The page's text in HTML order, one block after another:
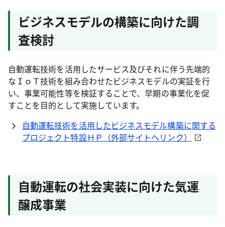
ビジネスモデルの構築に向けた調
査検討
自動運転技術を活用したサービス及びそれに伴う先端的
なＩｏＴ技術を組み合わせたビジネスモデルの実証を行
い、事業可能性等を検証することで、早期の事業化を促
すことを目的として実施しています。
自動運転技術を活用したビジネスモデル構築に関する
プロジェクト特設ＨＰ（外部サイトへリンク）
自動運転の社会実装に向けた気運
醸成事業